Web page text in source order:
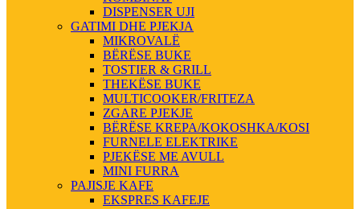
DISPENSER UJI
GATIMI DHE PJEKJA
MIKROVALË
BËRËSE BUKE
TOSTIER & GRILL
THEKËSE BUKE
MULTICOOKER/FRITEZA
ZGARE PJEKJE
BËRËSE KREPA/KOKOSHKA/KOSI
FURNELE ELEKTRIKE
PJEKËSE ME AVULL
MINI FURRA
PAJISJE KAFE
EKSPRES KAFEJE